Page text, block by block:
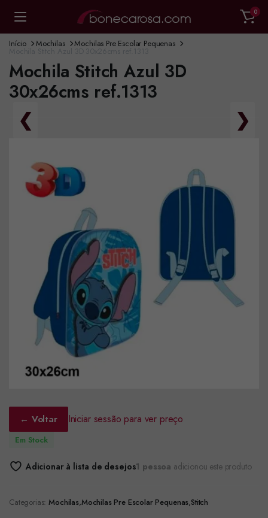
0
Início Mochilas Mochilas Pre Escolar Pequenas
Mochila Stitch Azul 3D
30x26cms ref.1313
❮ ❯
← Voltar Iniciar sessão para ver preço
Em Stock
Adicionar à lista de desejos1 pessoa adicionou este produto
Categorias: Mochilas,Mochilas Pre Escolar Pequenas,Stitch